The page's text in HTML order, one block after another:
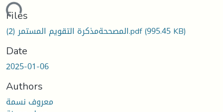
Files
المصححةمذكرة التقويم المستمر (2).pdf(995.45 KB)
Date
2025-01-06
Authors
معروف نسمة